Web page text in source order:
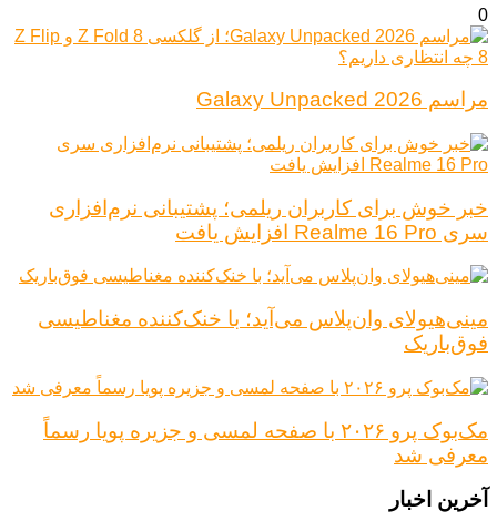
0
مراسم Galaxy Unpacked 2026
خبر خوش برای کاربران ریلمی؛ پشتیبانی نرم‌افزاری
سری Realme 16 Pro افزایش یافت
مینی‌هیولای وان‌پلاس می‌آید؛ با خنک‌کننده مغناطیسی
فوق‌باریک
مک‌بوک پرو ۲۰۲۶ با صفحه لمسی و جزیره پویا رسماً
معرفی شد
آخرین اخبار